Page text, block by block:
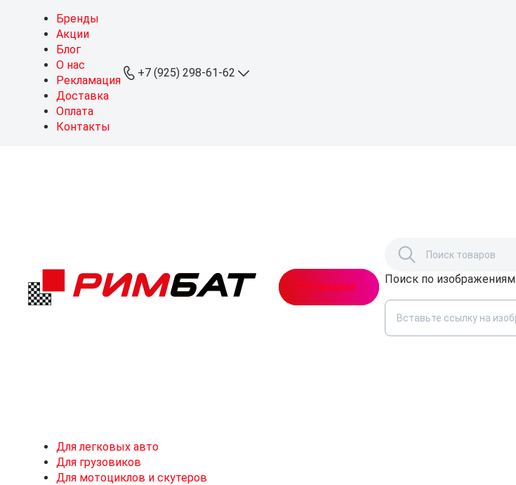
Бренды
Акции
Блог
О нас
Рекламация
Доставка
Оплата
Контакты
+7 (925) 298-61-62
Можайское ш., 165, стр. 1,Каталог
Поиск по изображениям
Для легковых авто
Для грузовиков
Для мотоциклов и скутеров